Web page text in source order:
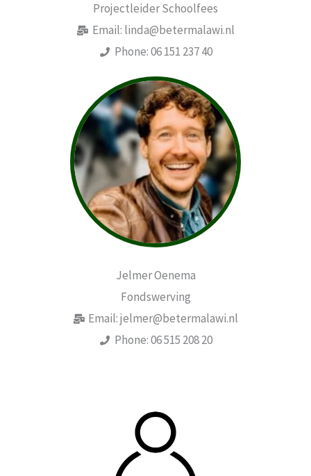
Projectleider Schoolfees
Email: linda@betermalawi.nl
Phone: 06 151 237 40
Jelmer Oenema
Fondswerving
Email: jelmer@betermalawi.nl
Phone: 06 515 208 20